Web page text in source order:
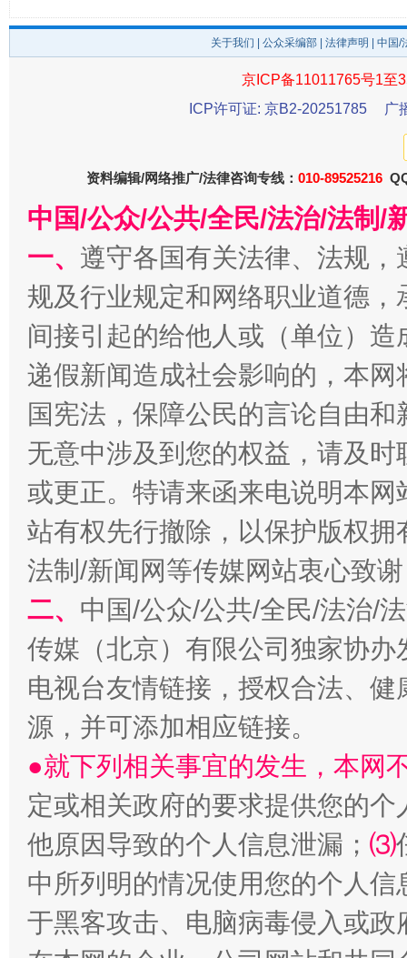
东山县通报“牛蛙产品抗生素超标问题” 法
千年窑火 生生不息
揭开“小金库”的免责幌子
受贿1.44亿！段成刚被判无期 从幼
关于我们 公众采编部 法律声明 | 中国
京ICP备11011765号1至
ICP许可证: 京B2-20251785
广
资料编辑/网络推广/法律咨询专线： 010-89525216
中国/公众/公共/全民/法治/法制/
一、 遵守各国有关法律、法规
规及行业规定和网络职业道德
间接引起的给他人或（单位）
递假新闻造成社会影响的，本
国宪法，保障公民的言论自由
无意中涉及到您的权益，请及
或更正。特请来函来电说明本
站有权先行撤除，以保护版权
法制/新闻网等传媒网站衷心致
二、 中国/公众/公共/全民/法治/
传媒（北京）有限公司独家协
电视台友情链接，授权合法、
源，并可添加相应链接。
●就下列相关事宜的发生，本网
定或相关政府的要求提供您的个
他原因导致的个人信息泄漏； ⑶
中所列明的情况使用您的个人
于黑客攻击、电脑病毒侵入或